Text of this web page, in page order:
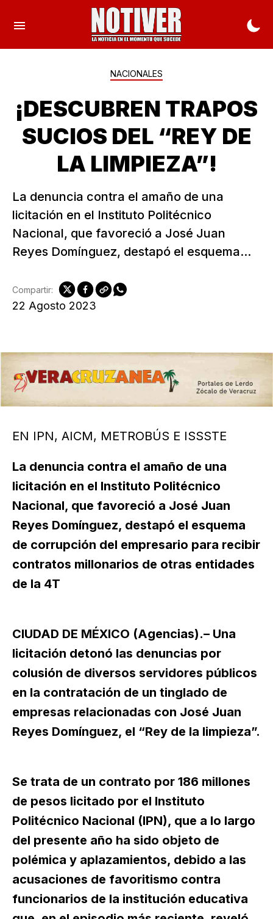
NACIONALES
¡DESCUBREN TRAPOS
SUCIOS DEL “REY DE
LA LIMPIEZA”!
La denuncia contra el amaño de una
licitación en el Instituto Politécnico
Nacional, que favoreció a José Juan
Reyes Domínguez, destapó el esquema...
22 Agosto 2023
Compartir:
EN IPN, AICM, METROBÚS E ISSSTE
La denuncia contra el amaño de una
licitación en el Instituto Politécnico
Nacional, que favoreció a José Juan
Reyes Domínguez, destapó el esquema
de corrupción del empresario para recibir
contratos millonarios de otras entidades
de la 4T
CIUDAD DE MÉXICO (Agencias).– Una
licitación detonó las denuncias por
colusión de diversos servidores públicos
en la contratación de un tinglado de
empresas relacionadas con José Juan
Reyes Domínguez, el “Rey de la limpieza”.
Se trata de un contrato por 186 millones
de pesos licitado por el Instituto
Politécnico Nacional (IPN), que a lo largo
del presente año ha sido objeto de
polémica y aplazamientos, debido a las
acusaciones de favoritismo contra
funcionarios de la institución educativa